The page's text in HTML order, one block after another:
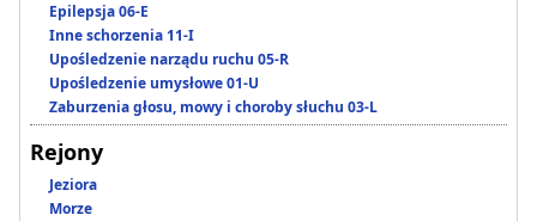
Epilepsja 06-E
Inne schorzenia 11-I
Upośledzenie narządu ruchu 05-R
Upośledzenie umysłowe 01-U
Zaburzenia głosu, mowy i choroby słuchu 03-L
Rejony
Jeziora
Morze